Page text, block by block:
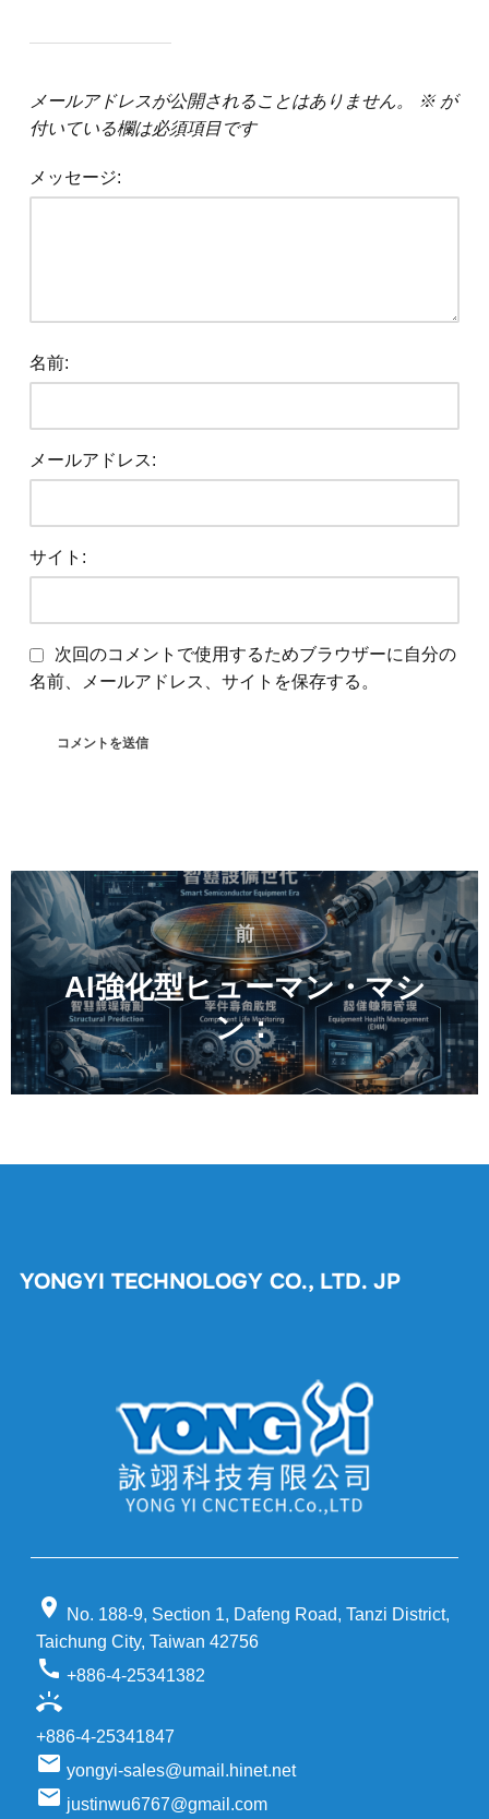
メールアドレスが公開されることはありません。 ※ が
付いている欄は必須項目です
メッセージ:
名前:
メールアドレス:
サイト:
次回のコメントで使用するためブラウザーに自分の
名前、メールアドレス、サイトを保存する。
投
稿
ナ
ー
シ
前
前
AI強化型ヒューマン・マシ
ン：
YONGYI TECHNOLOGY CO., LTD. JP
location_on
No. 188-9, Section 1, Dafeng Road, Tanzi District,
Taichung City, Taiwan 42756
call +886-4-25341382
ring_volume
+886-4-25341847
email yongyi-sales@umail.hinet.net
email justinwu6767@gmail.com